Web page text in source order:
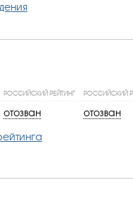
РОССИЙСКИЙ РЕЙТИНГ РОССИЙСКИЙ
отозван
отозван